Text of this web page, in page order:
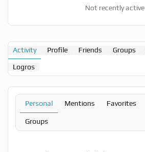
Not recently active
Activity Profile Friends Groups
Logros
Personal Mentions Favorites
Groups